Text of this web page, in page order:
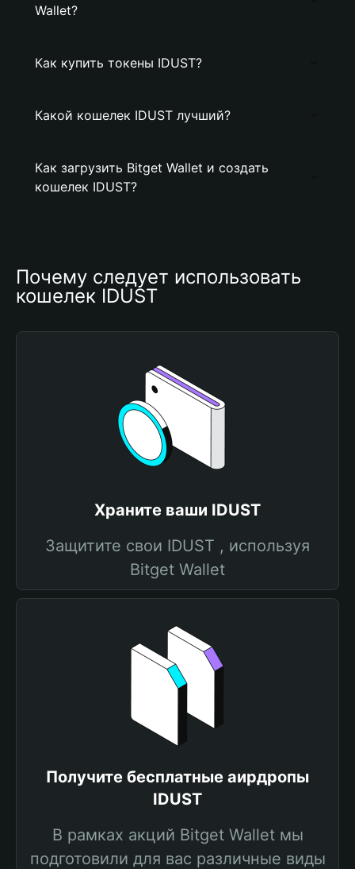
Wallet?
Как купить токены IDUST?
Какой кошелек IDUST лучший?
Как загрузить Bitget Wallet и создать
кошелек IDUST?
Почему следует использовать
кошелек IDUST
Храните ваши IDUST
Защитите свои IDUST , используя
Bitget Wallet
Получите бесплатные аирдропы
IDUST
В рамках акций Bitget Wallet мы
подготовили для вас различные виды